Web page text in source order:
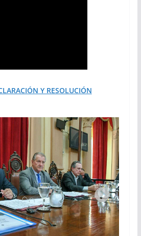
Y RESOLUCIÓN